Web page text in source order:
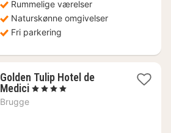
Rummelige værelser
Naturskønne omgivelser
Fri parkering
Golden Tulip Hotel de
Medici2
, 4 Stjerner
Brugge